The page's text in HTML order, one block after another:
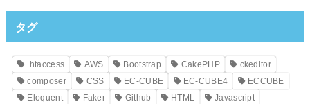
タグ
.htaccess AWS Bootstrap CakePHP
ckeditor
composer
CSS EC-CUBE EC-CUBE4
ECCUBE
Eloquent
Faker Github HTML
Javascript